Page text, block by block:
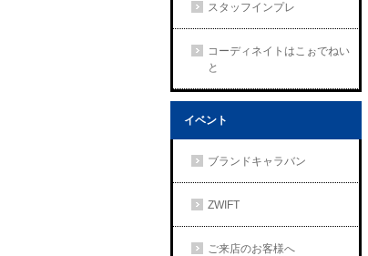
スタッフインプレ
コーディネイトはこぉでねい
と
イベント
ブランドキャラバン
ZWIFT
ご来店のお客様へ